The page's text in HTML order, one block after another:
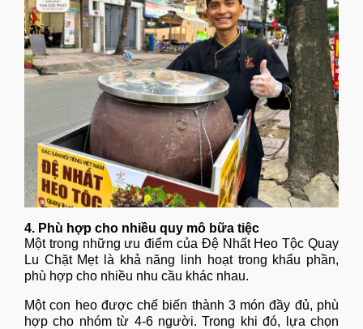
4. Phù hợp cho nhiều quy mô bữa tiệc
Một trong những ưu điểm của Đệ Nhất Heo Tộc Quay
Lu Chặt Mẹt là khả năng linh hoạt trong khẩu phần,
phù hợp cho nhiều nhu cầu khác nhau.
Một con heo được chế biến thành 3 món đầy đủ, phù
hợp cho nhóm từ 4-6 người. Trong khi đó, lựa chọn